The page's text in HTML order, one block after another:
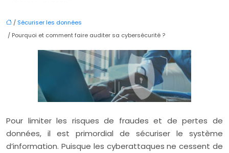
/ Sécuriser les données
/ Pourquoi et comment faire auditer sa cybersécurité ?
Pour limiter les risques de fraudes et de pertes de
données, il est primordial de sécuriser le système
d’information. Puisque les cyberattaques ne cessent de